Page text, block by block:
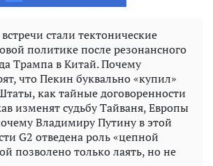
стали тектонические
политике после резонансного
Трампа в Китай. Почему
что Пекин буквально «купил»
как тайные договоренности
изменят судьбу Тайваня, Европы
Владимиру Путину в этой
G2 отведена роль «цепной
позволено только лаять, но не